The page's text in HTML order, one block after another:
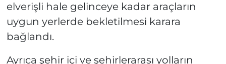
elverişli hale gelinceye kadar araçların
uygun yerlerde bekletilmesi karara
bağlandı.
Ayrıca şehir içi ve şehirlerarası yolların